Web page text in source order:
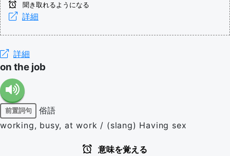
聞き取れるようになる
詳細
詳細
on the job
前置詞句
俗語
working, busy, at work / (slang) Having sex
意味を覚える